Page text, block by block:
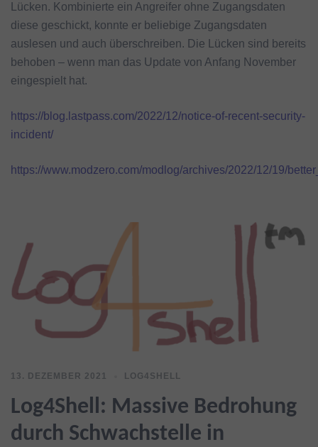
Lücken. Kombinierte ein Angreifer ohne Zugangsdaten
diese geschickt, konnte er beliebige Zugangsdaten
auslesen und auch überschreiben. Die Lücken sind bereits
behoben – wenn man das Update von Anfang November
eingespielt hat.
https://blog.lastpass.com/2022/12/notice-of-recent-security-
incident/
https://www.modzero.com/modlog/archives/2022/12/19/
13. DEZEMBER 2021 LOG4SHELL
Log4Shell: Massive Bedrohung
durch Schwachstelle in